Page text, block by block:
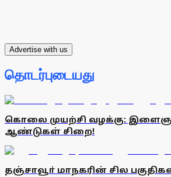
Advertise with us
தொடர்புடையது
கொலை முயற்சி வழக்கு:
ஆண்டுகள் சிறை!
தஞ்சாவூா் மாநகரின் சில